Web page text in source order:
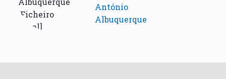
António
Albuquerque